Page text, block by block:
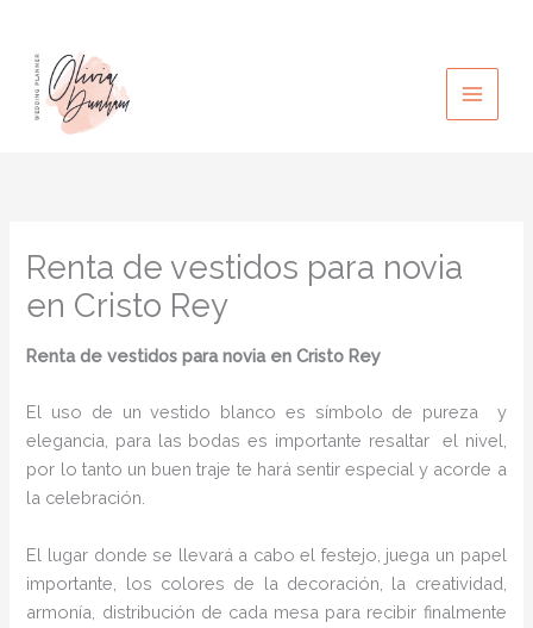
contenido
Renta de vestidos para novia
en Cristo Rey
Renta de vestidos para novia en Cristo Rey
El uso de un vestido blanco es símbolo de pureza y
elegancia, para las bodas es importante resaltar el nivel,
por lo tanto un buen traje te hará sentir especial y acorde a
la celebración.
El lugar donde se llevará a cabo el festejo, juega un papel
importante, los colores de la decoración, la creatividad,
armonía, distribución de cada mesa para recibir finalmente